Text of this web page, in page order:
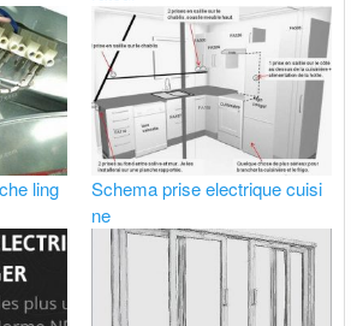
ling
Schema prise electrique cuisi
ne